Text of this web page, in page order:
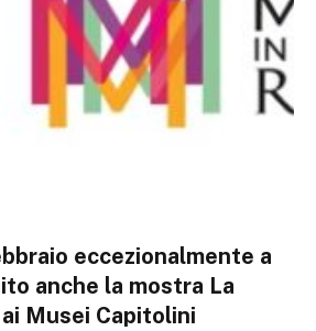
eccezionalmente a
anche la mostra La
Musei Capitolini